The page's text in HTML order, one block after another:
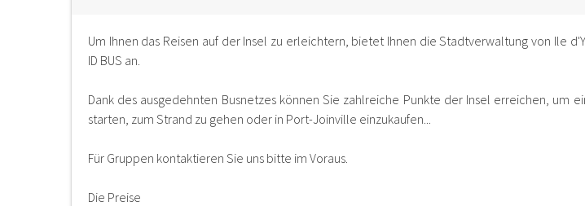
Um Ihnen das Reisen auf der Insel zu erleichtern, bietet Ihnen die Stadtverwaltung von Ile
ID BUS an.
Dank des ausgedehnten Busnetzes können Sie zahlreiche Punkte der Insel erreichen, um
starten, zum Strand zu gehen oder in Port-Joinville einzukaufen...
Für Gruppen kontaktieren Sie uns bitte im Voraus.
Die Preise